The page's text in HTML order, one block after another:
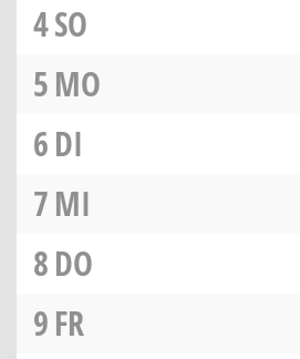
4SO
5MO
6DI
7MI
8DO
9FR